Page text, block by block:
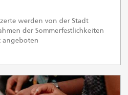
werden von der Stadt
der Sommerfestlichkeiten
angeboten